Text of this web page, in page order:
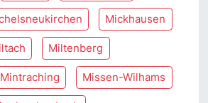
Mickhausen
Miltenberg
Mintraching Missen-Wilhams